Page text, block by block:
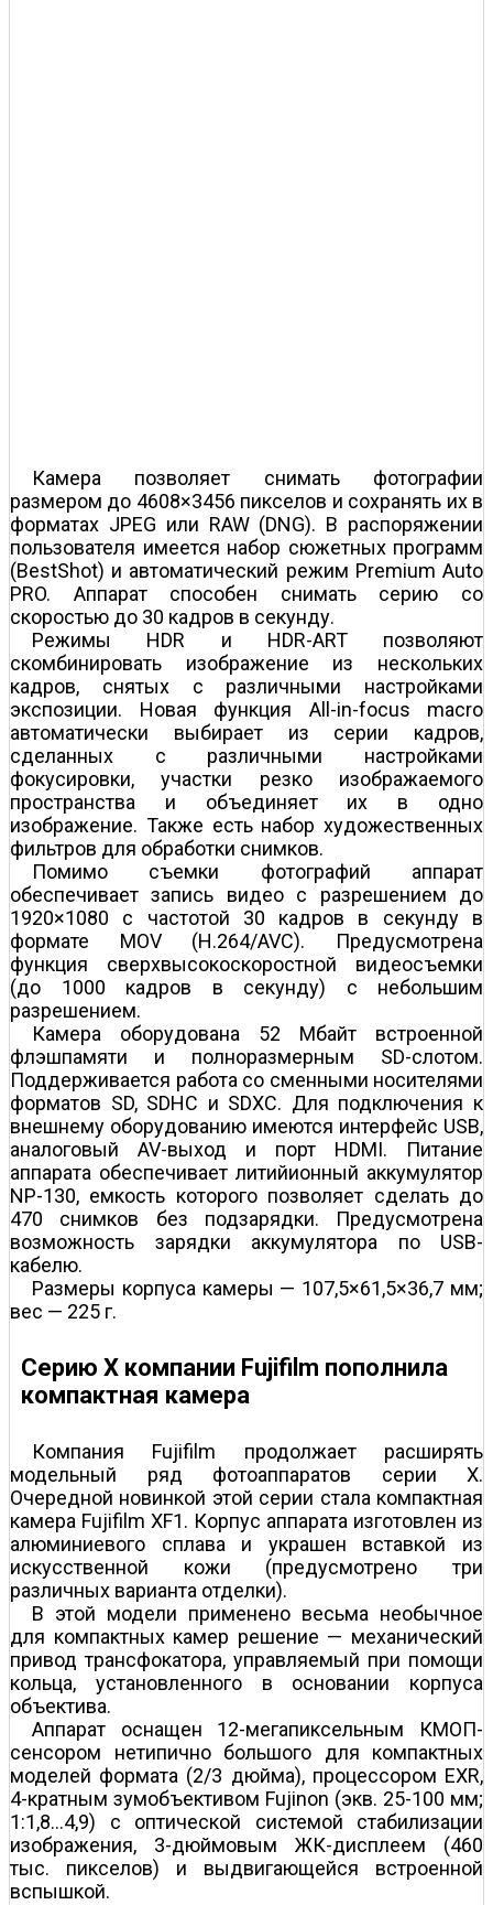
Камера позволяет снимать фотографии
размером до 4608×3456 пикселов и сохранять их в
форматах JPEG или RAW (DNG). В распоряжении
пользователя имеется набор сюжетных программ
(BestShot) и автоматический режим Premium Auto
PRO. Аппарат способен снимать серию со
скоростью до 30 кадров в секунду.
Режимы HDR и HDR-ART позволяют
скомбинировать изображение из нескольких
кадров, снятых с различными настройками
экспозиции. Новая функция All-in-focus macro
автоматически выбирает из серии кадров,
сделанных с различными настройками
фокусировки, участки резко изображаемого
пространства и объединяет их в одно
изображение. Также есть набор художественных
фильтров для обработки снимков.
Помимо съемки фотографий аппарат
обеспечивает запись видео с разрешением до
1920×1080 с частотой 30 кадров в секунду в
формате MOV (H.264/AVC). Предусмотрена
функция сверхвысокоскоростной видеосъемки
(до 1000 кадров в секунду) с небольшим
разрешением.
Камера оборудована 52 Мбайт встроенной
флэш­памяти и полноразмерным SD-слотом.
Поддерживается работа со сменными носителями
форматов SD, SDHC и SDXC. Для подключения к
внешнему оборудованию имеются интерфейс USB,
аналоговый AV-выход и порт HDMI. Питание
аппарата обеспечивает литий­ионный аккумулятор
NP-130, емкость которого позволяет сделать до
470 снимков без подзарядки. Предусмотрена
возможность зарядки аккумулятора по USB-
кабелю.
Размеры корпуса камеры — 107,5×61,5×36,7 мм;
вес — 225 г.
Серию Х компании Fujifilm пополнила
компактная камера
Компания Fujifilm продолжает расширять
модельный ряд фотоаппаратов серии Х.
Очередной новинкой этой серии стала компактная
камера Fujifilm XF1. Корпус аппарата изготовлен из
алюминиевого сплава и украшен вставкой из
искусственной кожи (предусмотрено три
различных варианта отделки).
В этой модели применено весьма необычное
для компактных камер решение — механический
привод трансфокатора, управляемый при помощи
кольца, установленного в основании корпуса
объектива.
Аппарат оснащен 12-мегапиксельным КМОП-
сенсором нетипично большого для компактных
моделей формата (2/3 дюйма), процессором EXR,
4-кратным зум­объективом Fujinon (экв. 25-100 мм;
1:1,8…4,9) с оптической системой стабилизации
изображения, 3-дюймовым ЖК-дисплеем (460
тыс. пикселов) и выдвигающейся встроенной
вспышкой.